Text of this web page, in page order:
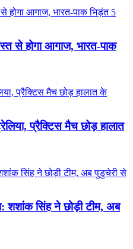
से होगा आगाज, भारत-पाक
प्रैक्टिस मैच छोड़ हालात
शशांक सिंह ने छोड़ी टीम, अब